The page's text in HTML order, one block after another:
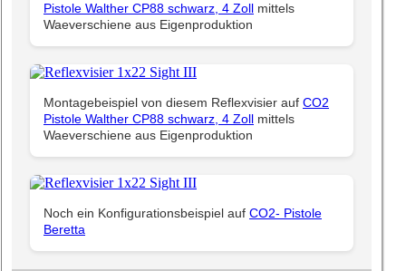
Pistole Walther CP88 schwarz, 4 Zoll mittels
Waeverschiene aus Eigenproduktion
Montagebeispiel von diesem Reflexvisier auf CO2
Pistole Walther CP88 schwarz, 4 Zoll mittels
Waeverschiene aus Eigenproduktion
Noch ein Konfigurationsbeispiel auf CO2- Pistole
Beretta